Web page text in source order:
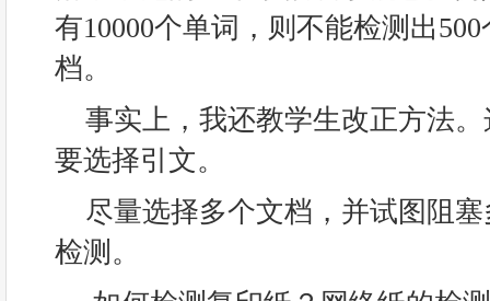
有10000个单词，则不能检测出
档。
事实上，我还教学生改正方法
要选择引文。
尽量选择多个文档，并试图阻
检测。